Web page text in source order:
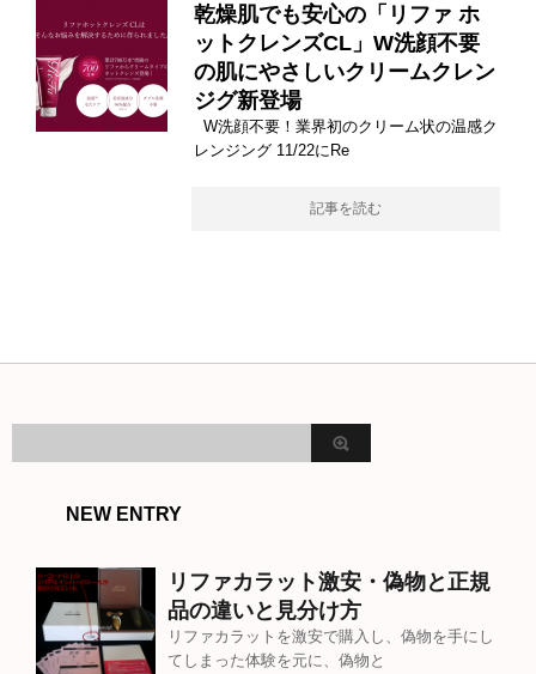
乾燥肌でも安心の「リファ ホ
ットクレンズCL」W洗顔不要
の肌にやさしいクリームクレン
ジグ新登場
W洗顔不要！業界初のクリーム状の温感ク
レンジング 11/22にRe
記事を読む
NEW ENTRY
リファカラット激安・偽物と正規
品の違いと見分け方
リファカラットを激安で購入し、偽物を手にし
てしまった体験を元に、偽物と